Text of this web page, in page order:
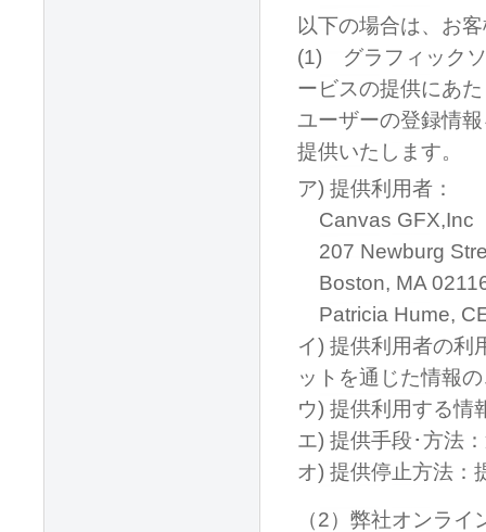
以下の場合は、お
(1) グラフィックソ
ービスの提供にあ
ユーザーの登録情
提供いたします。
ア) 提供利用者：
Canvas GFX,Inc
207 Newburg
Boston, MA
Patricia Hume,
イ) 提供利用者の利
ットを通じた情報
ウ) 提供利用する情
エ) 提供手段･方法
オ) 提供停止方法：
（2）弊社オンラ